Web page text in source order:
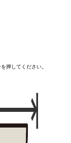
押してください。